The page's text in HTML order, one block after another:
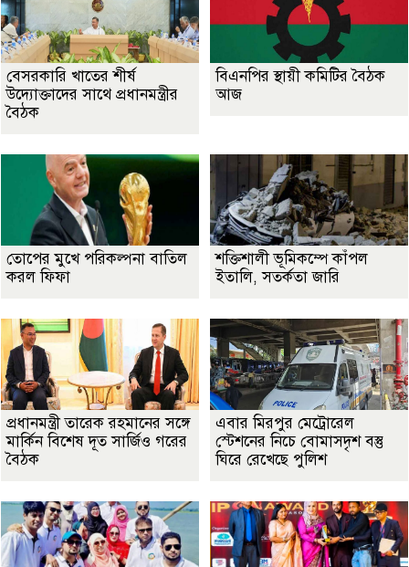
বেসরকারি খাতের শীর্ষ
উদ্যোক্তাদের সাথে প্রধানমন্ত্রীর
বৈঠক
বিএনপির স্থায়ী কমিটির বৈঠক
আজ
তোপের মুখে পরিকল্পনা বাতিল
করল ফিফা
শক্তিশালী ভূমিকম্পে কাঁপল
ইতালি, সতর্কতা জারি
প্রধানমন্ত্রী তারেক রহমানের সঙ্গে
মার্কিন বিশেষ দূত সার্জিও গরের
বৈঠক
এবার মিরপুর মেট্রোরেল
স্টেশনের নিচে বোমাসদৃশ বস্তু
ঘিরে রেখেছে পুলিশ